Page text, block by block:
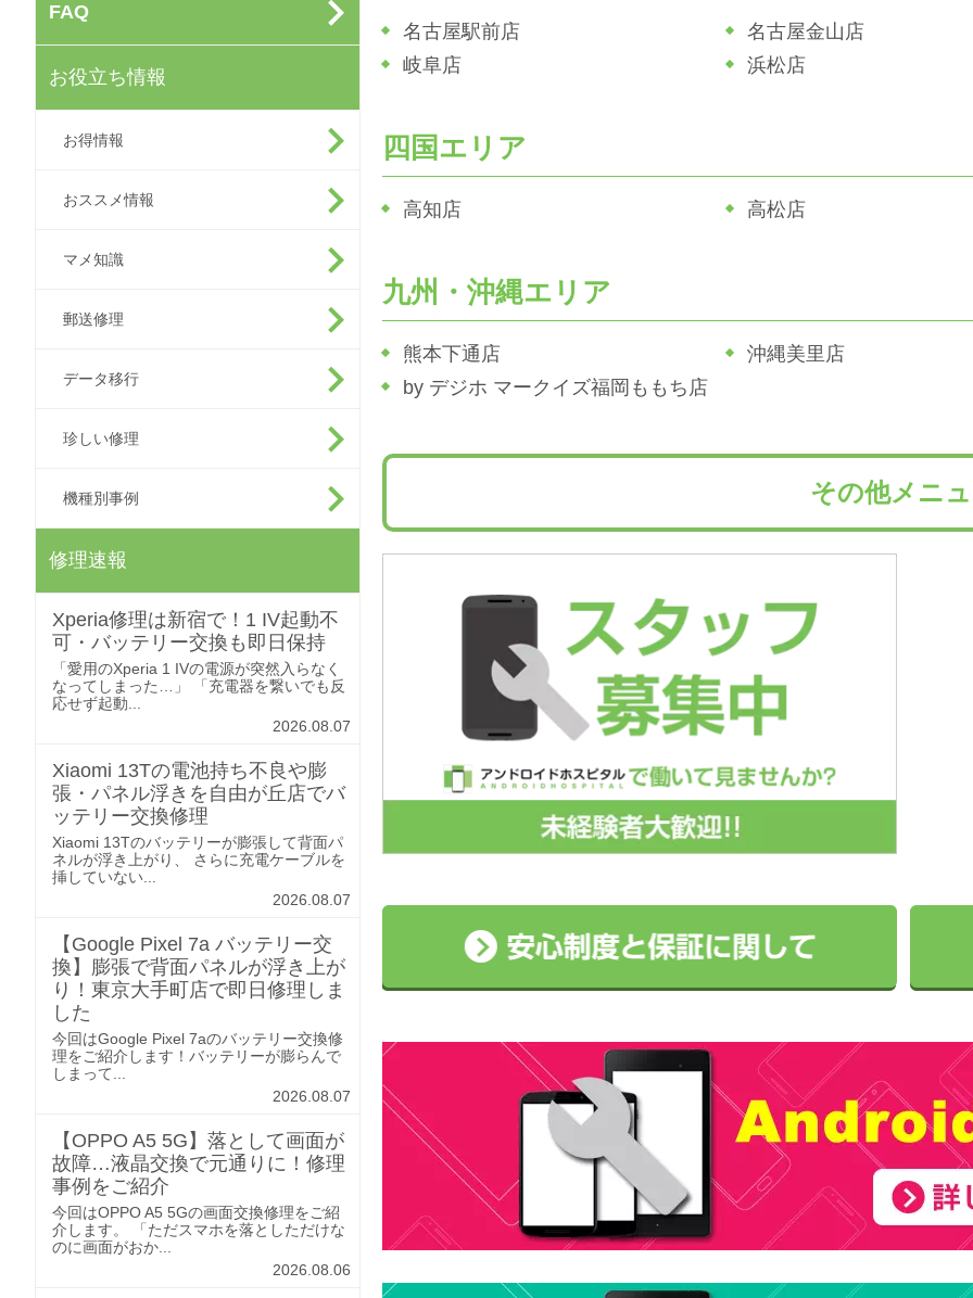
FAQ
お役立ち情報
お得情報
おススメ情報
マメ知識
郵送修理
データ移行
珍しい修理
機種別事例
修理速報
Xperia修理は新宿で！1 IV起動不
可・バッテリー交換も即日保持
「愛用のXperia 1 IVの電源が突然入らなく
なってしまった…」 「充電器を繋いでも反
応せず起動...
2026.08.07
Xiaomi 13Tの電池持ち不良や膨
張・パネル浮きを自由が丘店でバ
ッテリー交換修理
Xiaomi 13Tのバッテリーが膨張して背面パ
ネルが浮き上がり、 さらに充電ケーブルを
挿していない...
2026.08.07
【Google Pixel 7a バッテリー交
換】膨張で背面パネルが浮き上が
り！東京大手町店で即日修理しま
した
今回はGoogle Pixel 7aのバッテリー交換修
理をご紹介します！バッテリーが膨らんで
しまって...
2026.08.07
【OPPO A5 5G】落として画面が
故障…液晶交換で元通りに！修理
事例をご紹介
今回はOPPO A5 5Gの画面交換修理をご紹
介します。 「ただスマホを落としただけな
のに画面がおか...
2026.08.06
名古屋駅前店
名古屋金山店
岐阜店
浜松店
四国エリア
高知店 高松店
九州・沖縄エリア
熊本下通店
沖縄美里店
by デジホ マークイズ福岡ももち店
その他メニ